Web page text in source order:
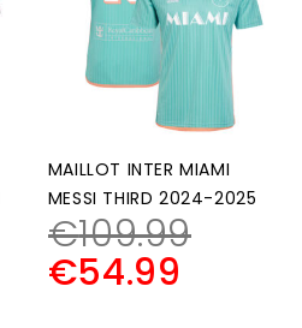
MAILLOT INTER MIAMI
MESSI THIRD 2024-2025
€109.99
€54.99